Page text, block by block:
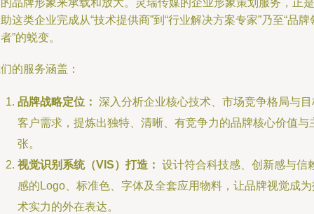
品牌形象来承载和放大。灵瑞传媒的企业形象策划服务，正是
这类企业完成从“技术提供商”到“行业解决方案专家”乃至“品牌
”的蜕变。
的服务涵盖：
品牌战略定位： 深入分析企业核心技术、市场竞争格局与目
客户需求，提炼出独特、清晰、有竞争力的品牌核心价值与
张。
视觉识别系统（VIS）打造： 设计符合科技感、创新感与信
感的Logo、标准色、字体及全套应用物料，让品牌视觉成为
术实力的外在表达。